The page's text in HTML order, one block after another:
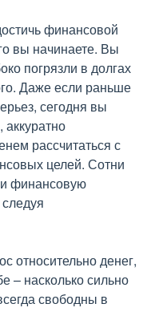
финансовой
вы начинаете. Вы
погрязли в долгах
Даже если раньше
сегодня вы
аккуратно
рассчитаться с
целей. Сотни
финансовую
относительно денег,
– насколько сильно
свободны в